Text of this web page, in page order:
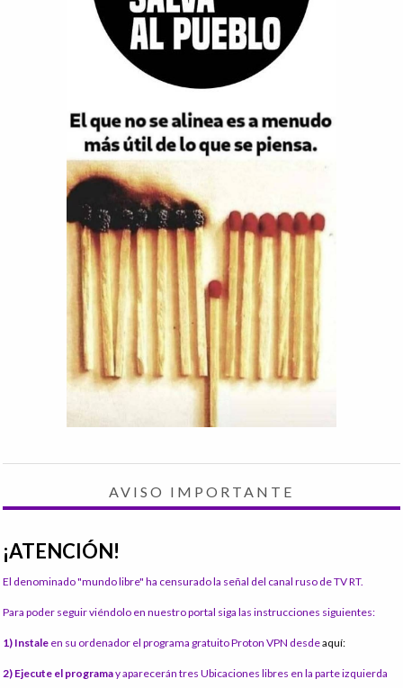
AVISO IMPORTANTE
¡ATENCIÓN!
El denominado "mundo libre" ha censurado la señal del canal ruso de TV RT.
Para poder seguir viéndolo en nuestro portal siga las instrucciones siguientes:
1) Instale en su ordenador el programa gratuito Proton VPN desdeaquí:
2) Ejecute el programay aparecerán tres Ubicaciones libres en la parte izquierda